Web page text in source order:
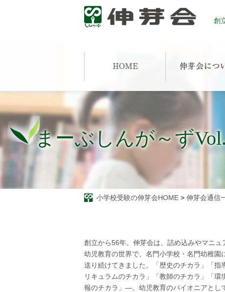
創
まーぶしんが～ず
小学校受験の伸芽会HOME > 伸芽会通信
創立から56年。伸芽会は、詰め込みやマニュ
幼児教育の世界で、名門小学校・名門幼稚園
送り続けてきました。「歴史のチカラ」「指
リキュラムのチカラ」「教師のチカラ」「環
報のチカラ」―。幼児教育のパイオニアとし